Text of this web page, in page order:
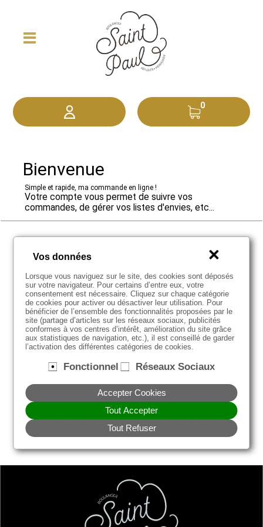
0
Bienvenue
Simple et rapide, ma commande en ligne !
Votre compte vous permet de suivre vos
commandes, de gérer vos listes d'envies, etc...
Mot de passe *
*Champs obligatoires
Mémoriser mes identifiants
Identifiez-vous
J'ai oublié mon mot de passe
Vos données
Lorsque vous naviguez sur le site, des cookies sont déposés
sur votre navigateur. Pour certains d’entre eux, votre
consentement est nécessaire. Cliquez sur chaque catégorie
de cookies pour activer ou désactiver leur utilisation. Pour
bénéficier de l’ensemble des fonctionnalités proposées par le
site (partage d’articles sur les réseaux sociaux, publicités
conformes à vos centres d’intérêt, amélioration du site grâce
aux statistiques de navigation, etc.), il est conseillé de garder
l’activation des différentes catégories de cookies.
Fonctionnel Réseaux Sociaux
Accepter Cookies
Tout Accepter
Tout Refuser